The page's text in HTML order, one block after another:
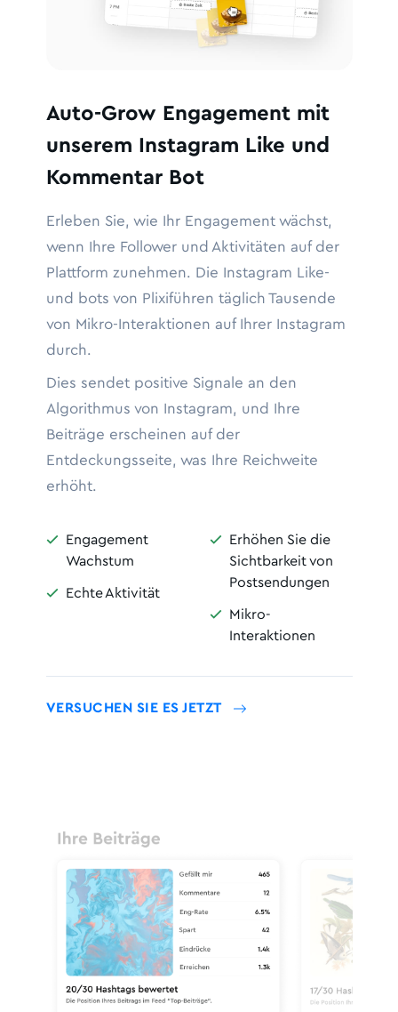
Auto-Grow Engagement mit
unserem Instagram Like und
Kommentar Bot
Erleben Sie, wie Ihr Engagement wächst,
wenn Ihre Follower und Aktivitäten auf der
Plattform zunehmen. Die Instagram Like-
und bots von Plixiführen täglich Tausende
von Mikro-Interaktionen auf Ihrer Instagram
durch.
Dies sendet positive Signale an den
Algorithmus von Instagram, und Ihre
Beiträge erscheinen auf der
Entdeckungsseite, was Ihre Reichweite
erhöht.

Engagement
Wachstum
 Echte Aktivität

Erhöhen Sie die
Sichtbarkeit von
Postsendungen

Mikro-
Interaktionen
VERSUCHEN SIE ES JETZT